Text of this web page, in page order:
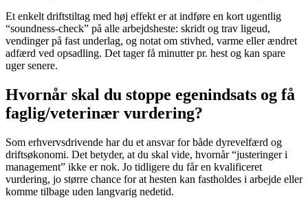
Et enkelt driftstiltag med høj effekt er at indføre en kort ugentlig
“soundness-check” på alle arbejdsheste: skridt og trav ligeud,
vendinger på fast underlag, og notat om stivhed, varme eller ændret
adfærd ved opsadling. Det tager få minutter pr. hest og kan spare
uger senere.
Hvornår skal du stoppe egenindsats og få
faglig/veterinær vurdering?
Som erhvervsdrivende har du et ansvar for både dyrevelfærd og
driftsøkonomi. Det betyder, at du skal vide, hvornår “justeringer i
management” ikke er nok. Jo tidligere du får en kvalificeret
vurdering, jo større chance for at hesten kan fastholdes i arbejde eller
komme tilbage uden langvarig nedetid.